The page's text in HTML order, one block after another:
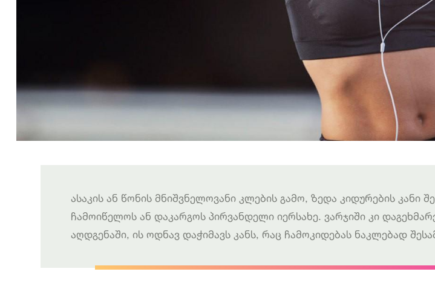
ასაკის ან წონის მნიშვნელოვანი კლების გამო, ზედა კიდურების კანი
ჩამოიწელოს ან დაკარგოს პირვანდელი იერსახე. ვარჯიში კი
აღდგენაში, ის ოდნავ დაჭიმავს კანს, რაც ჩამოკიდებას ნაკლებად